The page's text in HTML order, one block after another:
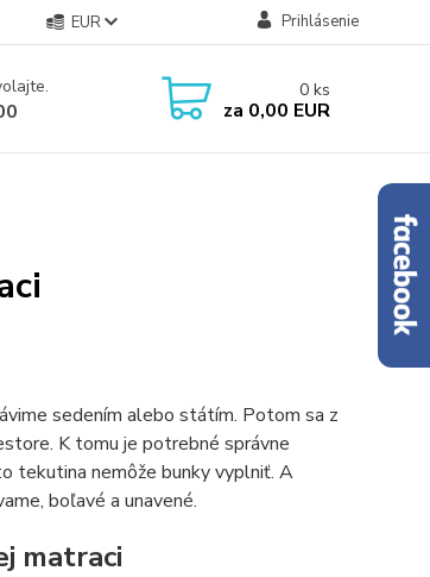
EUR Prihlásenie
0 ks
za 0,00 EUR
sedením alebo státím. Potom sa z
K tomu je potrebné správne
tekutina nemôže bunky vyplniť. A
boľavé a unavené.
matraci